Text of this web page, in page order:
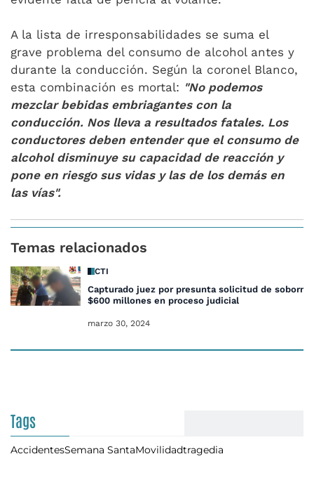
A la lista de irresponsabilidades se suma el
grave problema del consumo de alcohol antes y
durante la conducción. Según la coronel Blanco,
esta combinación es mortal: "No podemos
mezclar bebidas embriagantes con la
conducción. Nos lleva a resultados fatales. Los
conductores deben entender que el consumo de
alcohol disminuye su capacidad de reacción y
pone en riesgo sus vidas y las de los demás en
las vías".
Temas relacionados
CTI
Capturado juez por presunta solicitud de soborno
$600 millones en proceso judicial
marzo 30, 2024
Tags
AccidentesSemana SantaMovilidadtragedia